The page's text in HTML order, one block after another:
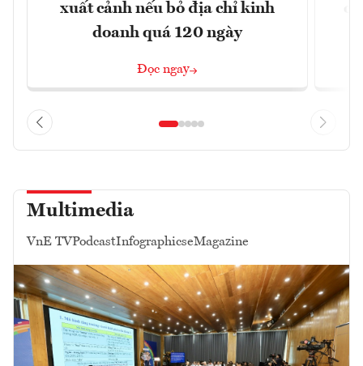
xuất cảnh nếu bỏ địa chỉ kinh
doanh quá 120 ngày
Đọc ngay
Multimedia
VnE TVPodcastInfographicseMagazine